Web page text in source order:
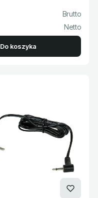
Do koszyka